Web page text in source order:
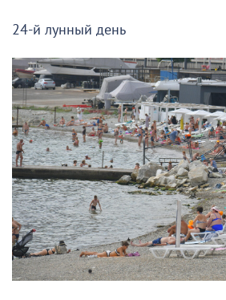
24-й лунный день